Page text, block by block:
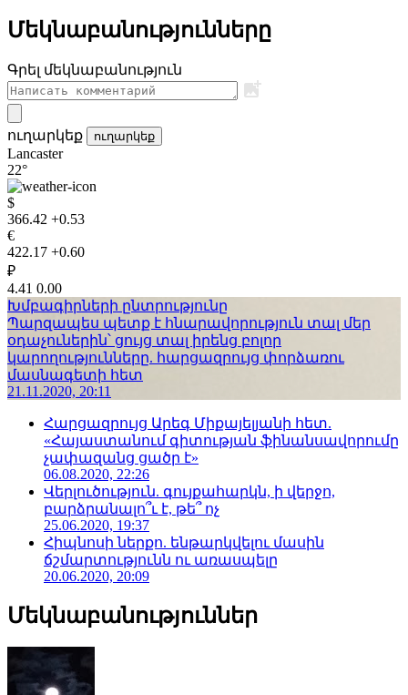
Մեկնաբանությունները
Գրել մեկնաբանություն
ուղարկեք ուղարկեք
Lancaster
22°
$
366.42 +0.53
€
422.17 +0.60
₽
4.41 0.00
Խմբագիրների ընտրությունը
Պարզապես պետք է հնարավորություն տալ մեր
օդաչուներին՝ ցույց տալ իրենց բոլոր
կարողությունները. հարցազրույց փորձառու
մասնագետի հետ
21.11.2020, 20:11
Հարցազրույց Արեգ Միքայելյանի հետ.
«Հայաստանում գիտության ֆինանսավորումը
չափազանց ցածր է»
06.08.2020, 22:26
Վերլուծություն. գույքահարկն, ի վերջո,
բարձրանալո՞ւ է, թե՞ ոչ
25.06.2020, 19:37
Հիպնոսի ներքո. ենթարկվելու մասին
ճշմարտությունն ու առասպելը
20.06.2020, 20:09
Մեկնաբանություններ